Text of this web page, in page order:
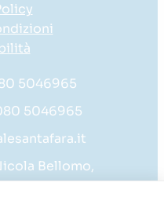
5046965
5046965
Bellomo,
BARI